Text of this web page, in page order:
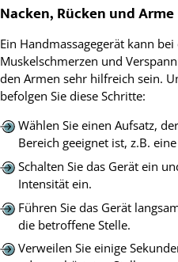
Nacken, Rücken und Arme
Ein Handmassagegerät kann
Muskelschmerzen und
den Armen sehr hilfreich sein.
befolgen Sie diese Schritte:
Wählen Sie einen Aufsatz,
Bereich geeignet ist, z.B.
Schalten Sie das Gerät ein
Intensität ein.
Führen Sie das Gerät
die betroffene Stelle.
Verweilen Sie einige